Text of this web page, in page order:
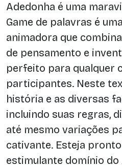
Adedonha é uma
Game de palavras é
animadora que
de pensamento e
perfeito para qualquer
participantes. Neste
história e as diversas
incluindo suas regras,
até mesmo variações
cativante. Esteja
estimulante domínio do